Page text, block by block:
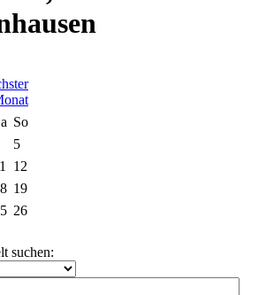
So
5
12
19
26
suchen: